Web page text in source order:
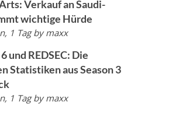
Verkauf an Saudi-
wichtige Hürde
1 Tag bymaxx
und REDSEC: Die
Statistiken aus Season 3
1 Tag bymaxx